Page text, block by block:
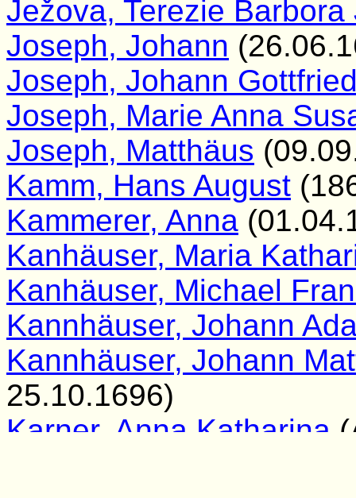
Ježova, Terezie
Joseph, Johann
Joseph, Johann
Joseph, Marie Anna
Joseph, Matthäus
Kamm, Hans August
Kammerer, Anna
Kanhäuser, Maria
Kanhäuser, Michael
Kannhäuser, Johann
Kannhäuser, Johann
25.10.1696)
Karner, Anna Katharina